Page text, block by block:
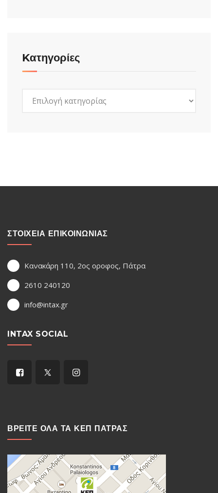
Kατηγορίες
ΣΤΟΙΧΕΙΑ ΕΠΙΚΟΙΝΩΝΙΑΣ
Κανακάρη 110, 2ος οροφος, Πάτρα
2610 240120
info@intax.gr
INTAX SOCIAL
ΒΡΕΙΤΕ ΟΛΑ ΤΑ ΚΕΠ ΠΑΤΡΑΣ